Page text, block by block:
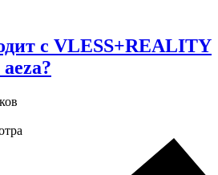
с VLESS+REALITY